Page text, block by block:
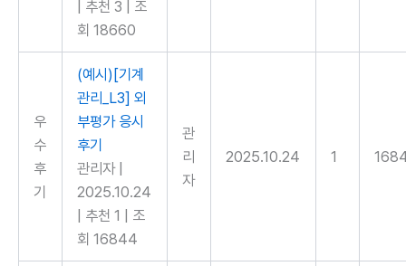
추천 3
조
회 18660
우
수
후
기
(예시)[기계
관리_L3] 외
부평가 응시
후기
관리자
2025.10.24
추천 1
조
회 16844
관
리
자
2025.10.24 1